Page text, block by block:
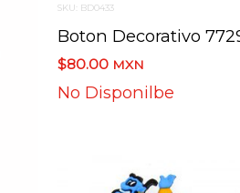
SKU: BD0433
$80.00 MXN
No Disponilbe